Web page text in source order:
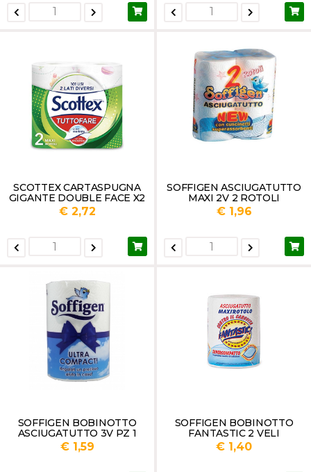
SCOTTEX CARTASPUGNA
GIGANTE DOUBLE FACE X2
€ 2,72
SOFFIGEN ASCIUGATUTTO
MAXI 2V 2 ROTOLI
€ 1,96
SOFFIGEN BOBINOTTO
ASCIUGATUTTO 3V PZ 1
€ 1,59
SOFFIGEN BOBINOTTO
FANTASTIC 2 VELI
€ 1,40